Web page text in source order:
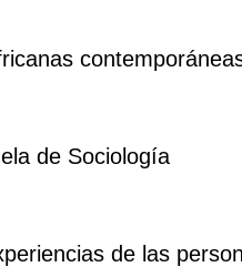
de Sociología
de las